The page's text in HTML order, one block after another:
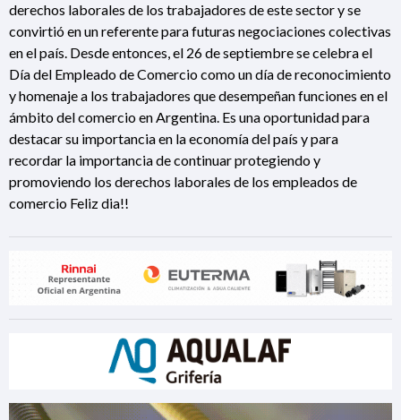
derechos laborales de los trabajadores de este sector y se
convirtió en un referente para futuras negociaciones colectivas
en el país. Desde entonces, el 26 de septiembre se celebra el
Día del Empleado de Comercio como un día de reconocimiento
y homenaje a los trabajadores que desempeñan funciones en el
ámbito del comercio en Argentina. Es una oportunidad para
destacar su importancia en la economía del país y para
recordar la importancia de continuar protegiendo y
promoviendo los derechos laborales de los empleados de
comercio Feliz dia!!